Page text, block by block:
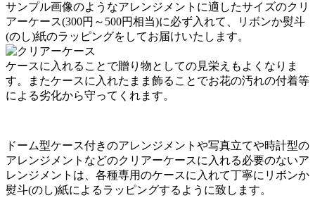
サンプル画像のようなアレンジメントに適したサイズのクリ
アーケース(300円～500円相当)に必ず入れて、リボンか熨斗
(のし)紙のラッピングをしてお届けいたします。
ケースに入れることで贈り物としての見栄えもよくなりま
す。またケースに入れたまま飾ることでお花の汚れの付着等
による劣化から守ってくれます。
ドーム型ケース付きのアレンジメントや写真立てや時計型の
アレンジメントなどのクリアーケースに入れる必要のないア
レンジメントは、各種専用のケースに入れて丁寧にリボンか
熨斗(のし)紙によるラッピングするように致します。